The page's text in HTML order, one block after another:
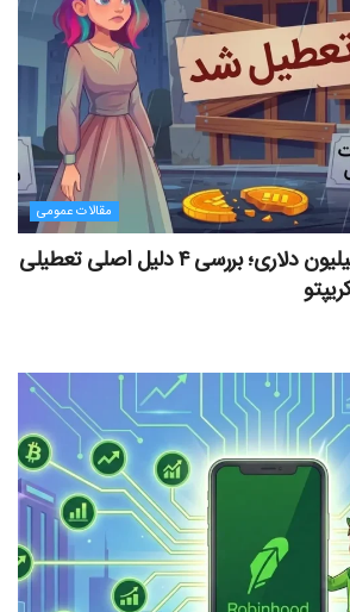
مقالات عمومی
پایان تلخ پروژه‌های میلیون دلاری؛ بررسی ۴ دلیل اصلی تعطیلی